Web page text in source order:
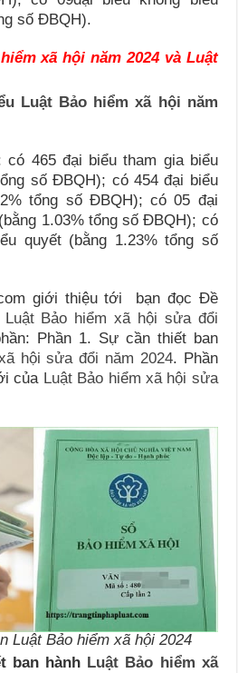
số ĐBQH).
xã hội năm 2024 và Luật
Luật Bảo hiểm xã hội năm
465 đại biểu tham gia biểu
số ĐBQH); có 454 đại biểu
tổng số ĐBQH); có 05 đại
1.03% tổng số ĐBQH); có
quyết (bằng 1.23% tổng số
giới thiệu tới bạn đọc Đề
Luật Bảo hiểm xã hội sửa đổi
Phần 1. Sự cần thiết ban
hội sửa đổi năm 2024. Phần
của Luật Bảo hiểm xã hội sửa
Luật Bảo hiểm xã hội 2024
ban hành Luật Bảo hiểm xã